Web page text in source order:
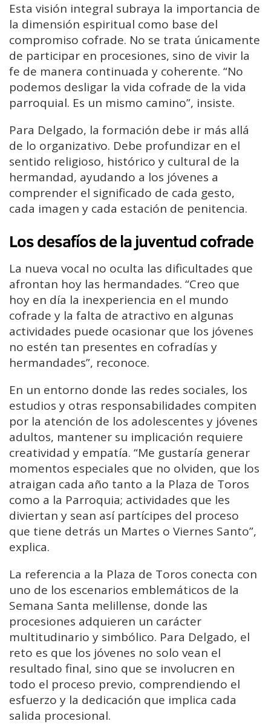
Esta visión integral subraya la importancia de
la dimensión espiritual como base del
compromiso cofrade. No se trata únicamente
de participar en procesiones, sino de vivir la
fe de manera continuada y coherente. “No
podemos desligar la vida cofrade de la vida
parroquial. Es un mismo camino”, insiste.
Para Delgado, la formación debe ir más allá
de lo organizativo. Debe profundizar en el
sentido religioso, histórico y cultural de la
hermandad, ayudando a los jóvenes a
comprender el significado de cada gesto,
cada imagen y cada estación de penitencia.
Los desafíos de la juventud cofrade
La nueva vocal no oculta las dificultades que
afrontan hoy las hermandades. “Creo que
hoy en día la inexperiencia en el mundo
cofrade y la falta de atractivo en algunas
actividades puede ocasionar que los jóvenes
no estén tan presentes en cofradías y
hermandades”, reconoce.
En un entorno donde las redes sociales, los
estudios y otras responsabilidades compiten
por la atención de los adolescentes y jóvenes
adultos, mantener su implicación requiere
creatividad y empatía. “Me gustaría generar
momentos especiales que no olviden, que los
atraigan cada año tanto a la Plaza de Toros
como a la Parroquia; actividades que les
diviertan y sean así partícipes del proceso
que tiene detrás un Martes o Viernes Santo”,
explica.
La referencia a la Plaza de Toros conecta con
uno de los escenarios emblemáticos de la
Semana Santa melillense, donde las
procesiones adquieren un carácter
multitudinario y simbólico. Para Delgado, el
reto es que los jóvenes no solo vean el
resultado final, sino que se involucren en
todo el proceso previo, comprendiendo el
esfuerzo y la dedicación que implica cada
salida procesional.